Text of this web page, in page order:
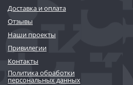
Доставка и оплата
Отзывы
Наши проекты
Привилегии
Контакты
Политика обработки
персональных данных